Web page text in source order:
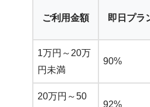
ご利用金額 即日プラ
1万円～20万
円未満
90%
20万円～50
92%